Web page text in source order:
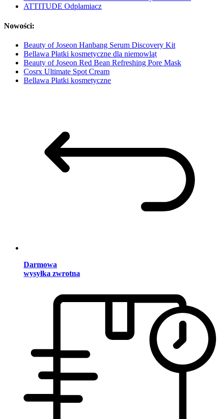
ATTITUDE Odplamiacz
Nowości:
Beauty of Joseon Hanbang Serum Discovery Kit
Bellawa Płatki kosmetyczne dla niemowląt
Beauty of Joseon Red Bean Refreshing Pore Mask
Cosrx Ultimate Spot Cream
Bellawa Płatki kosmetyczne
Darmowa
wysyłka zwrotna